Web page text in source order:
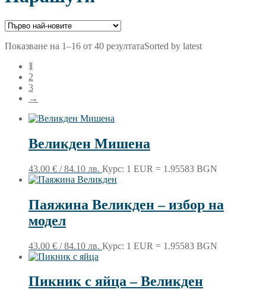
Показване на 1–16 от 40 резултатаSorted by latest
1
2
3
→
Великден Мишена
43.00 € / 84.10 лв. Курс: 1 EUR = 1.95583 BGN
Паяжина Великден – избор на
модел
43.00 € / 84.10 лв. Курс: 1 EUR = 1.95583 BGN
Пикник с яйца – Великден